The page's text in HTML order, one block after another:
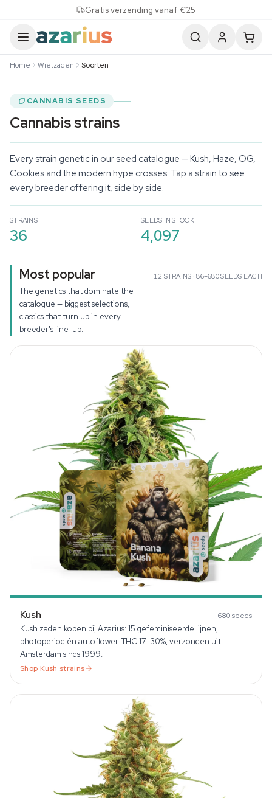
Gratis verzending vanaf €25
Home Wietzaden Soorten
CANNABIS SEEDS
Cannabis strains
Every strain genetic in our seed catalogue — Kush, Haze, OG,
Cookies and the modern hype crosses. Tap a strain to see
every breeder offering it, side by side.
STRAINS
36
SEEDS IN STOCK
4,097
Most popular
The genetics that dominate the
catalogue — biggest selections,
classics that turn up in every
breeder's line-up.
12 STRAINS ·86–680SEEDS EACH
Kush 680seeds
Kush zaden kopen bij Azarius: 15 gefeminiseerde lijnen,
photoperiod én autoflower. THC 17–30%, verzonden uit
Amsterdam sinds 1999.
Shop Kush strains